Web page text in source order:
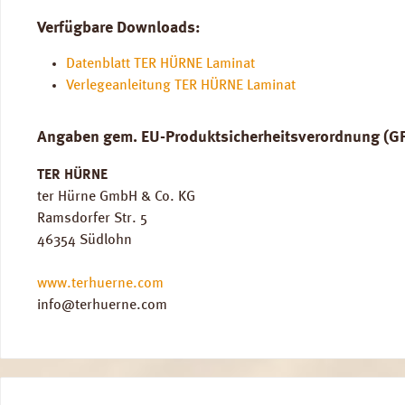
Verfügbare Downloads:
Datenblatt TER HÜRNE Laminat
Verlegeanleitung TER HÜRNE Laminat
Angaben gem. EU-Produktsicherheitsverordnung
TER HÜRNE
ter Hürne GmbH & Co. KG
Ramsdorfer Str. 5
46354 Südlohn
www.terhuerne.com
info@terhuerne.com